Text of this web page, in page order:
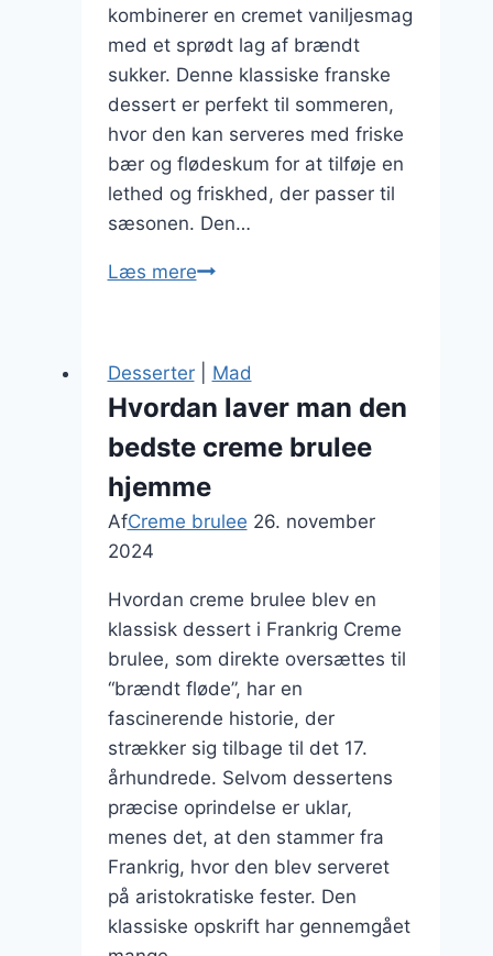
kombinerer en cremet vaniljesmag
med et sprødt lag af brændt
sukker. Denne klassiske franske
dessert er perfekt til sommeren,
hvor den kan serveres med friske
bær og flødeskum for at tilføje en
lethed og friskhed, der passer til
sæsonen. Den…
Læs mereCreme
bær
og
flødeskum
til
sommeren
Desserter| Mad
Hvordan laver man den
bedste creme brulee
hjemme
AfCreme brulee 26. november
2024
Hvordan creme brulee blev en
klassisk dessert i Frankrig Creme
brulee, som direkte oversættes til
“brændt fløde”, har en
fascinerende historie, der
strækker sig tilbage til det 17.
århundrede. Selvom dessertens
præcise oprindelse er uklar,
menes det, at den stammer fra
Frankrig, hvor den blev serveret
på aristokratiske fester. Den
klassiske opskrift har gennemgået